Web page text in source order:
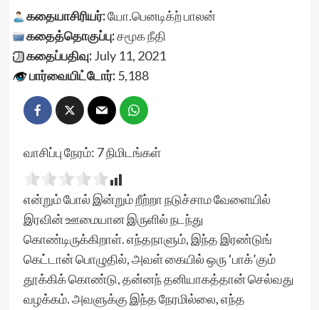
கதையாசிரியர்:யோ.பெனடிக்ற் பாலன்
கதைத்தொகுப்பு:சமூக நீதி
கதைப்பதிவு:July 11, 2021
பார்வையிட்டோர்:5,188
வாசிப்பு நேரம்: 7நிமிடங்கள்
என்றும் போல் இன்றும் றீற்றா நடுச்சாம வேளையில்
இரவின் ஊமையான இருளில் நடந்து
கொண்டிருக்கிறாள். எந்தநாளும், இந்த இரண்டுங்
கெட்டான் பொழுதில், அவள் கையில் ஒரு ‘பாக்’கும்
தூக்கிக் கொண்டு, தன்னந் தனியாகத்தான் செல்வது
வழக்கம். அவளுக்கு இந்த நேரமில்லை, எந்த